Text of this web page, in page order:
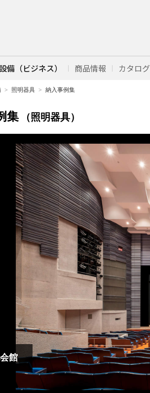
備（ビジネス） 商品情報 カタログ
照明器具 納入事例集
集 （照明器具）
館